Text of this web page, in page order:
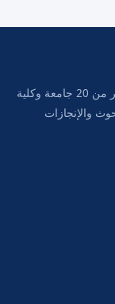
بوابة الأخبار الأكاديمية العراقية — نغطي أخبار أكثر من 20 جامعة وكلية
والإنجازات